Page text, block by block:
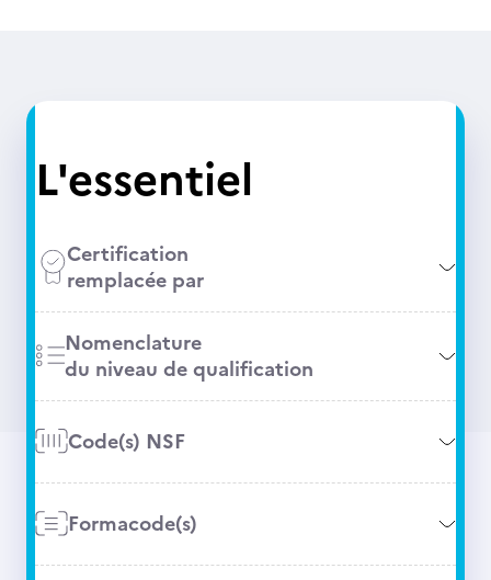
L'essentiel
Certification
remplacée par
Nomenclature
du niveau de qualification
Code(s) NSF
Formacode(s)